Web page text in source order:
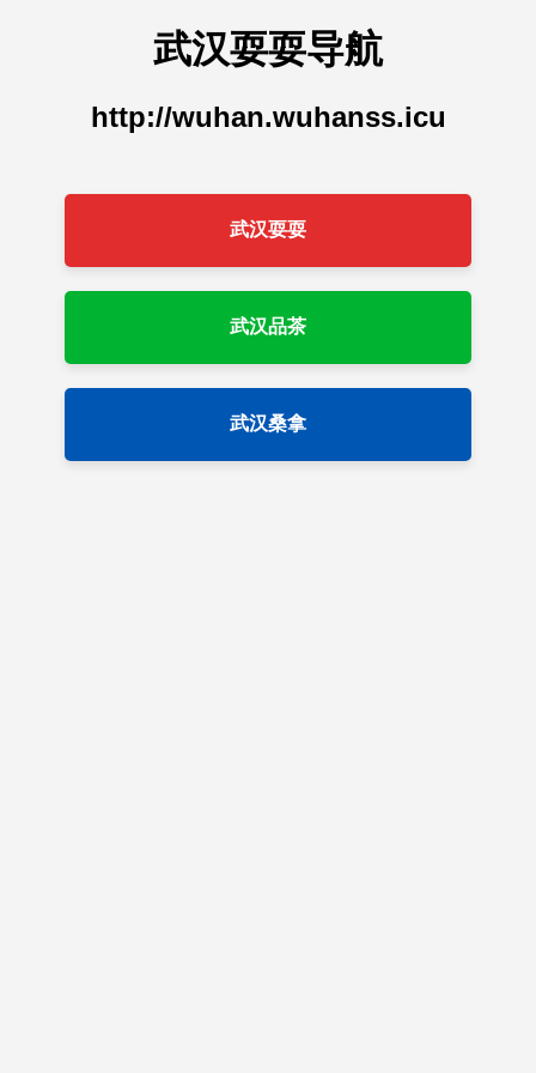
武汉耍耍导航
http://wuhan.wuhanss.icu
武汉耍耍
武汉品茶
武汉桑拿